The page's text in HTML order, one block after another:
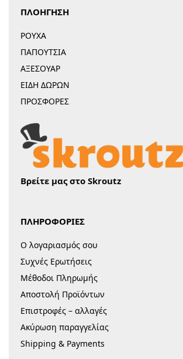
ΠΛΟΗΓΗΣΗ
ΡΟΥΧΑ
ΠΑΠΟΥΤΣΙΑ
ΑΞΕΣΟΥΑΡ
ΕΙΔΗ ΔΩΡΩΝ
ΠΡΟΣΦΟΡΕΣ
Βρείτε μας στο Skroutz
ΠΛΗΡΟΦΟΡΙΕΣ
Ο λογαριασμός σου
Συχνές Ερωτήσεις
Μέθοδοι Πληρωμής
Αποστολή Προϊόντων
Επιστροφές – αλλαγές
Ακύρωση παραγγελίας
Shipping & Payments